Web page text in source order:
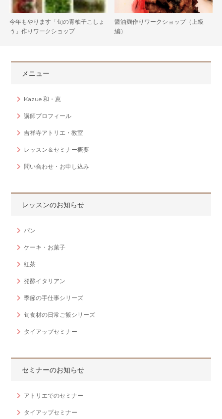
今年もやります「旬の青柚子こしょ
う」作りワークショップ
醤油麹作りワークショップ（上級
編）
メニュー
Kazue 和・恵
講師プロフィール
吉祥寺アトリエ・教室
レッスン＆セミナー概要
問い合わせ・お申し込み
レッスンのお知らせ
パン
ケーキ・お菓子
紅茶
発酵イタリアン
季節の手仕事シリーズ
旬食材の日常ご飯シリーズ
タイアップセミナー
セミナーのお知らせ
アトリエでのセミナー
タイアップセミナー